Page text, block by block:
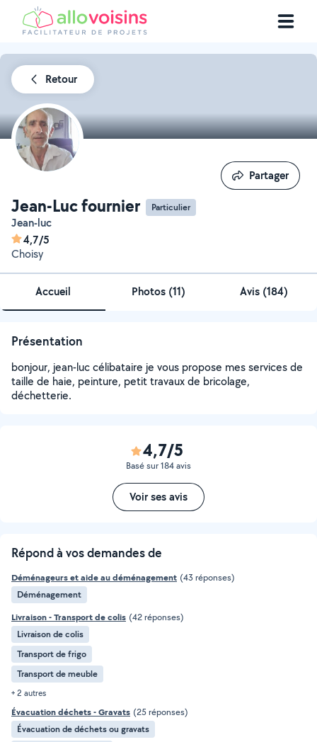
Retour
Jean-Luc fournier Particulier
Jean-luc
4,7/5
Choisy
Partager
Partager
Accueil Photos (11) Avis (184)
Présentation
bonjour, jean-luc célibataire je vous propose mes services de
taille de haie, peinture, petit travaux de bricolage,
déchetterie.
4,7/5
Basé sur 184 avis
Voir ses avis
Répond à vos demandes de
Déménageurs et aide au déménagement (43 réponses)
Déménagement
Livraison - Transport de colis (42 réponses)
Livraison de colis
Transport de frigo
Transport de meuble
+ 2 autres
Évacuation déchets - Gravats (25 réponses)
Évacuation de déchets ou gravats